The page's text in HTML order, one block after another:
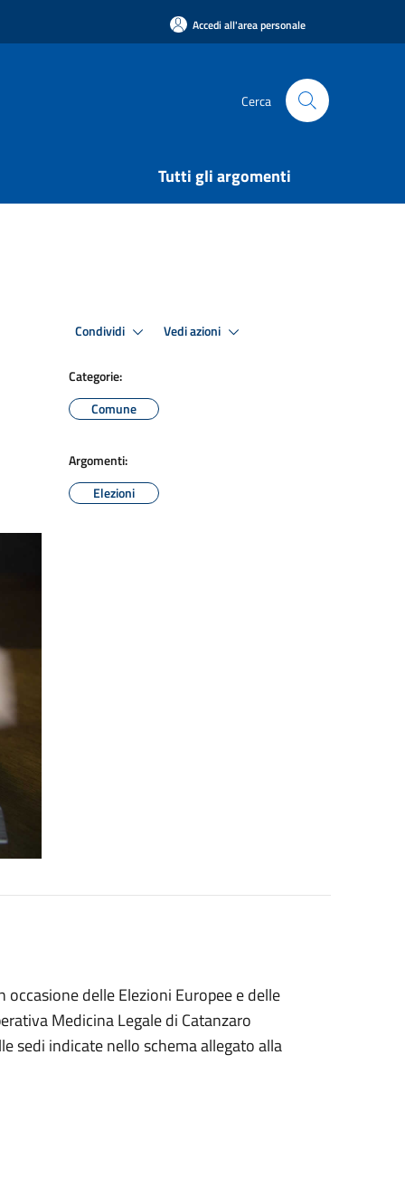
Accedi all'area personale
Cerca
Tutti gli argomenti
Condividi Vedi azioni
Categorie:
Comune
Argomenti:
Elezioni
delle Elezioni Europee e delle
Medicina Legale di Catanzaro
sedi indicate nello schema allegato alla